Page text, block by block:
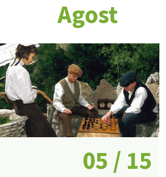
Agost
05 / 15